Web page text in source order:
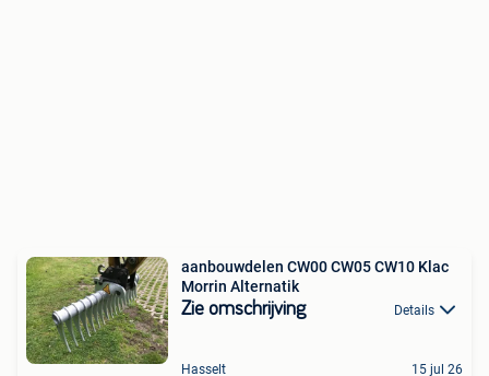
aanbouwdelen CW00 CW05 CW10 Klac
Morrin Alternatik
Zie omschrijving Details
Hasselt 15 jul 26